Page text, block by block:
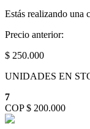
Estás realizando una
Precio anterior:
$ 250.000
UNIDADES EN
7
COP $ 200.000